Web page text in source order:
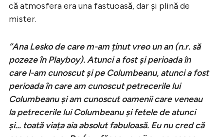
că atmosfera era una fastuoasă, dar și plină de
mister.
”Ana Lesko de care m-am ținut vreo un an (n.r. să
pozeze în Playboy). Atunci a fost și perioada în
care l-am cunoscut și pe Columbeanu, atunci a fost
perioada în care am cunoscut petrecerile lui
Columbeanu și am cunoscut oamenii care veneau
la petrecerile lui Columbeanu și fetele de atunci
și… toată viața aia absolut fabuloasă. Eu nu cred că